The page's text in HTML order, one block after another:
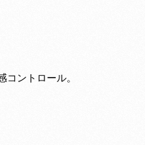
コントロール。